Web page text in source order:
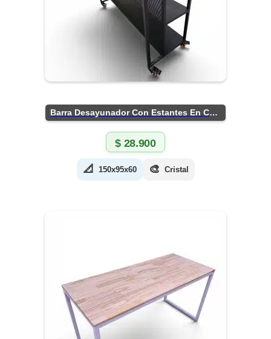
Barra Desayunador Con Estantes En Chapa
$28.900
📐 150x95x60 🎨 Cristal